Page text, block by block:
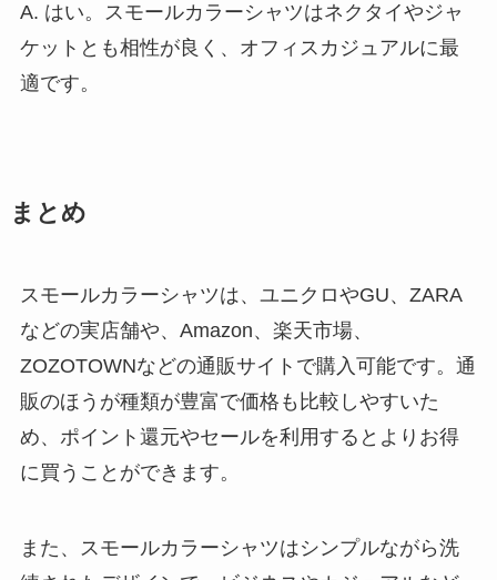
A. はい。スモールカラーシャツはネクタイやジャ
ケットとも相性が良く、オフィスカジュアルに最
適です。
まとめ
スモールカラーシャツは、ユニクロやGU、ZARA
などの実店舗や、Amazon、楽天市場、
ZOZOTOWNなどの通販サイトで購入可能です。通
販のほうが種類が豊富で価格も比較しやすいた
め、ポイント還元やセールを利用するとよりお得
に買うことができます。
また、スモールカラーシャツはシンプルながら洗